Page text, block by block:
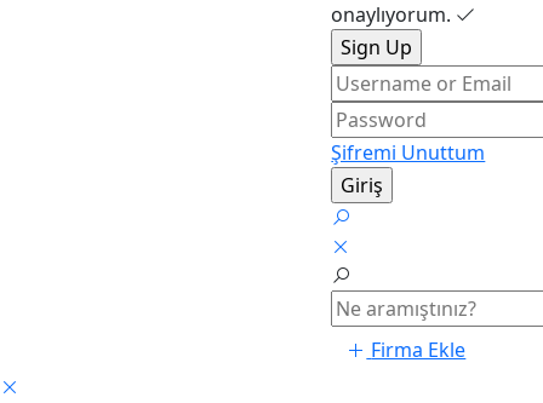
onaylıyorum.
Şifremi Unuttum
Firma Ekle